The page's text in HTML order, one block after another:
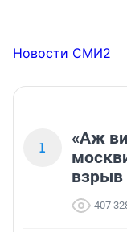
Новости СМИ2
1
«Аж
взрыв
407